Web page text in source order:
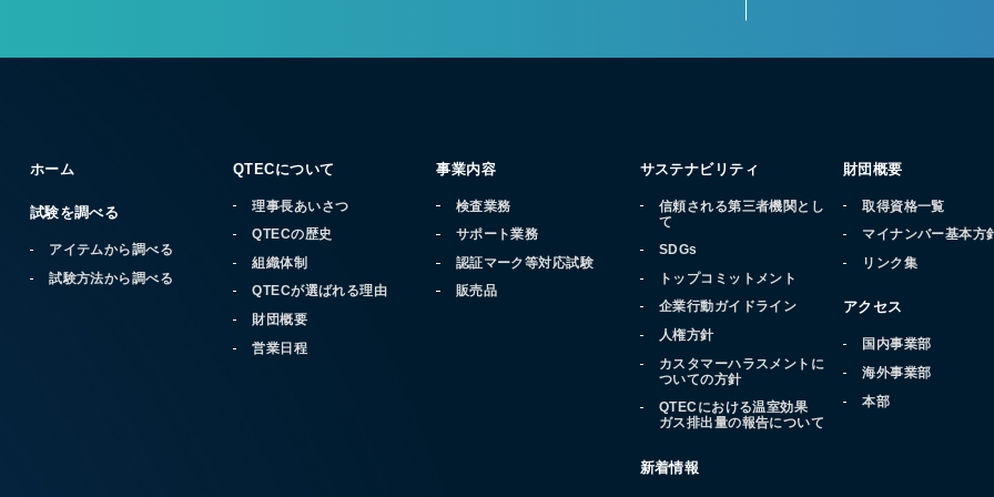
ホーム
試験を調べる
アイテムから調べる
試験方法から調べる
QTECについて
理事長あいさつ
QTECの歴史
組織体制
QTECが選ばれる理由
財団概要
営業日程
事業内容
検査業務
サポート業務
認証マーク等対応試験
販売品
サステナビリティ
信頼される第三者機関とし
て
SDGs
トップコミットメント
企業行動ガイドライン
人権方針
カスタマーハラスメントに
ついての方針
QTECにおける温室効果
ガス排出量の報告について
新着情報
財団概要
取得資格一覧
マイナンバー基本方
リンク集
アクセス
国内事業部
海外事業部
本部